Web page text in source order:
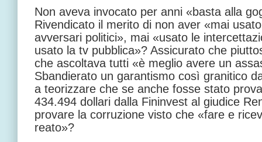
Non aveva invocato per anni «basta alla
Rivendicato il merito di non aver «mai
avversari politici», mai «usato le
usato la tv pubblica»? Assicurato che
che ascoltava tutti «è meglio avere un
Sbandierato un garantismo così granitico
a teorizzare che se anche fosse stato
434.494 dollari dalla Fininvest al giudice
provare la corruzione visto che «fare e
reato»?